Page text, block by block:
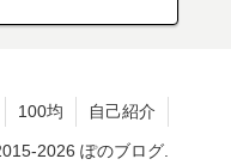
100均 自己紹介
2026 ぽのブログ.